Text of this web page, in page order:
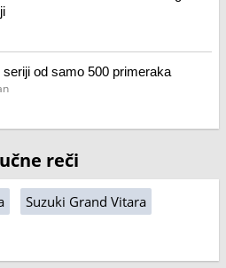
od samo 500 primeraka
reči
Suzuki Grand Vitara